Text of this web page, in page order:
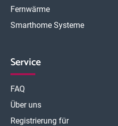
Fernwärme
Smarthome Systeme
Service
FAQ
Über uns
Registrierung für